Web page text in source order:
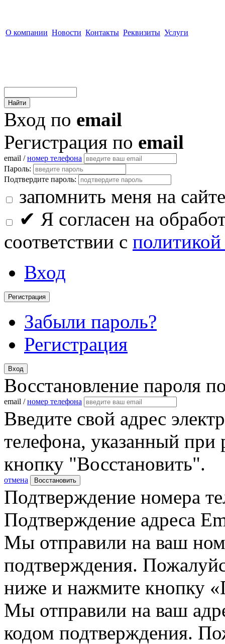
О компании Новости Контакты Реквизиты Услуги
Вход по email
Регистрация по email
email /номер телефона
Пароль:
Подтвердите пароль:
запомнить меня на сайте
✔ Я согласен на
соответствии с
Вход
Регистрация
Забыли пароль?
Регистрация
Вход
Восстановление пароля
email /номер телефона
Введите свой адрес
телефона, указанный при
кнопку "Восстановить".
отмена Восстановить
Подтверждение номера
Подтверждение адреса
Мы отправили на ваш
подтверждения.
ниже и нажмите кнопку
Мы отправили на ваш
кодом подтверждения.